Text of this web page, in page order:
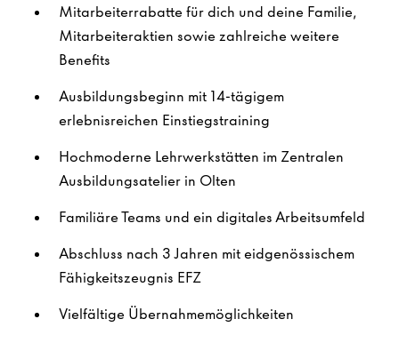
Mitarbeiterrabatte für dich und deine Familie,
Mitarbeiteraktien sowie zahlreiche weitere
Benefits
Ausbildungsbeginn mit 14-tägigem
erlebnisreichen Einstiegstraining
Hochmoderne Lehrwerkstätten im Zentralen
Ausbildungsatelier in Olten
Familiäre Teams und ein digitales Arbeitsumfeld
Abschluss nach 3 Jahren mit eidgenössischem
Fähigkeitszeugnis EFZ
Vielfältige Übernahmemöglichkeiten